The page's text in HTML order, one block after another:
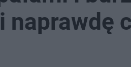
naprawdę